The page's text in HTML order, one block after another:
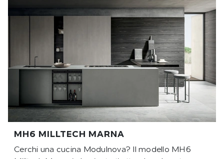
MH6 MILLTECH MARNA
Cerchi una cucina Modulnova? Il modello MH6